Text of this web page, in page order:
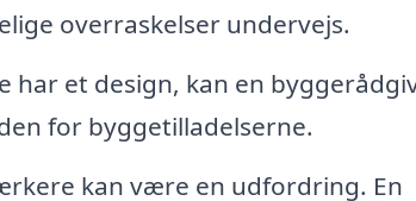
overraskelser undervejs.
har et design, kan en
for byggetilladelserne.
kan være en udfordring. En